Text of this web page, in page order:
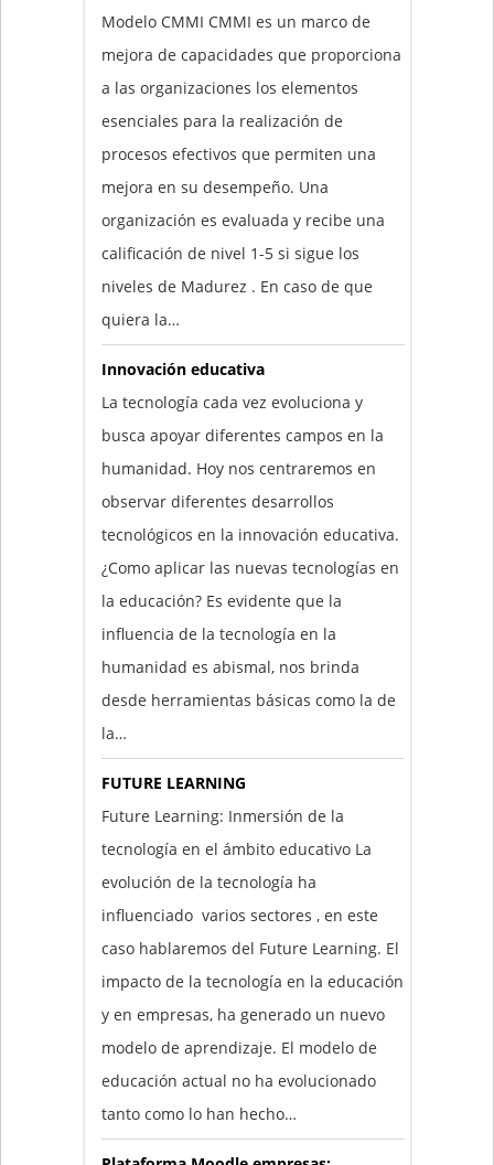
Modelo CMMI CMMI es un marco de
mejora de capacidades que proporciona
a las organizaciones los elementos
esenciales para la realización de
procesos efectivos que permiten una
mejora en su desempeño. Una
organización es evaluada y recibe una
calificación de nivel 1-5 si sigue los
niveles de Madurez . En caso de que
quiera la…
Innovación educativa
La tecnología cada vez evoluciona y
busca apoyar diferentes campos en la
humanidad. Hoy nos centraremos en
observar diferentes desarrollos
tecnológicos en la innovación educativa.
¿Como aplicar las nuevas tecnologías en
la educación? Es evidente que la
influencia de la tecnología en la
humanidad es abismal, nos brinda
desde herramientas básicas como la de
la…
FUTURE LEARNING
Future Learning: Inmersión de la
tecnología en el ámbito educativo La
evolución de la tecnología ha
influenciado varios sectores , en este
caso hablaremos del Future Learning. El
impacto de la tecnología en la educación
y en empresas, ha generado un nuevo
modelo de aprendizaje. El modelo de
educación actual no ha evolucionado
tanto como lo han hecho…